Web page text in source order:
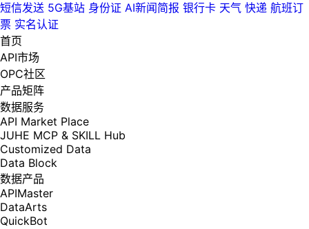
短信发送 5G基站 身份证 AI新闻简报 银行卡 天气 快递 航班订
票 实名认证
首页
API市场
OPC社区
产品矩阵
数据服务
API Market Place
JUHE MCP & SKILL Hub
Customized Data
Data Block
数据产品
APIMaster
DataArts
QuickBot